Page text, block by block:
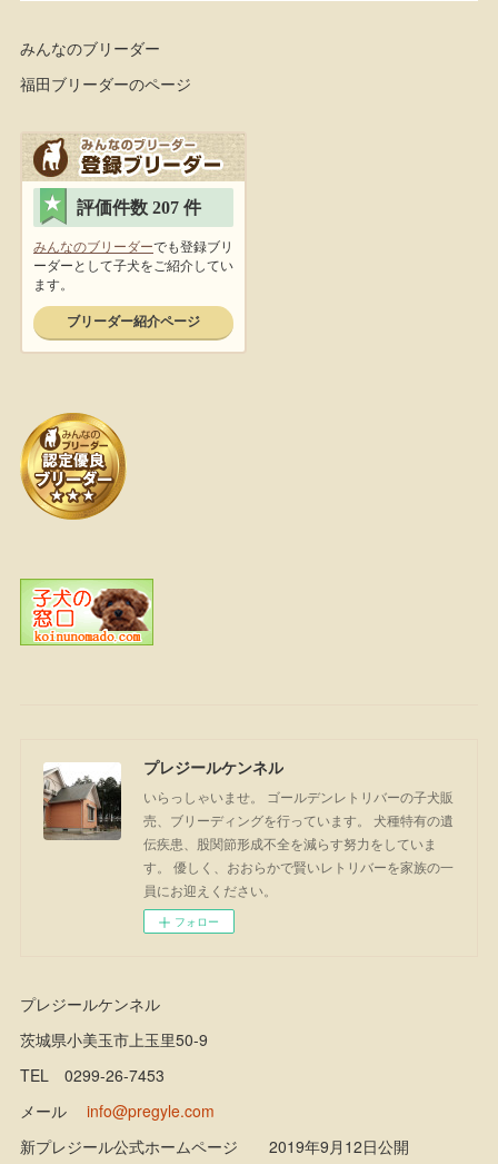
みんなのブリーダー
福田ブリーダーのページ
プレジールケンネル
いらっしゃいませ。 ゴールデンレトリバーの子犬販
売、ブリーディングを行っています。 犬種特有の遺
伝疾患、股関節形成不全を減らす努力をしていま
す。 優しく、おおらかで賢いレトリバーを家族の一
員にお迎えください。
フォロー
プレジールケンネル
茨城県小美玉市上玉里50-9
TEL 0299-26-7453
メールinfo@pregyle.com
新プレジール公式ホームページ 2019年9月12日公開